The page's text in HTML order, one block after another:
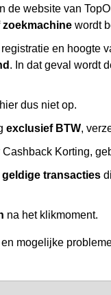
website van
zoekmachine wordt
en hoogte
. In dat geval wordt
dus niet op.
exclusief BTW,
Korting,
geldige transacties
na het klikmoment.
mogelijke